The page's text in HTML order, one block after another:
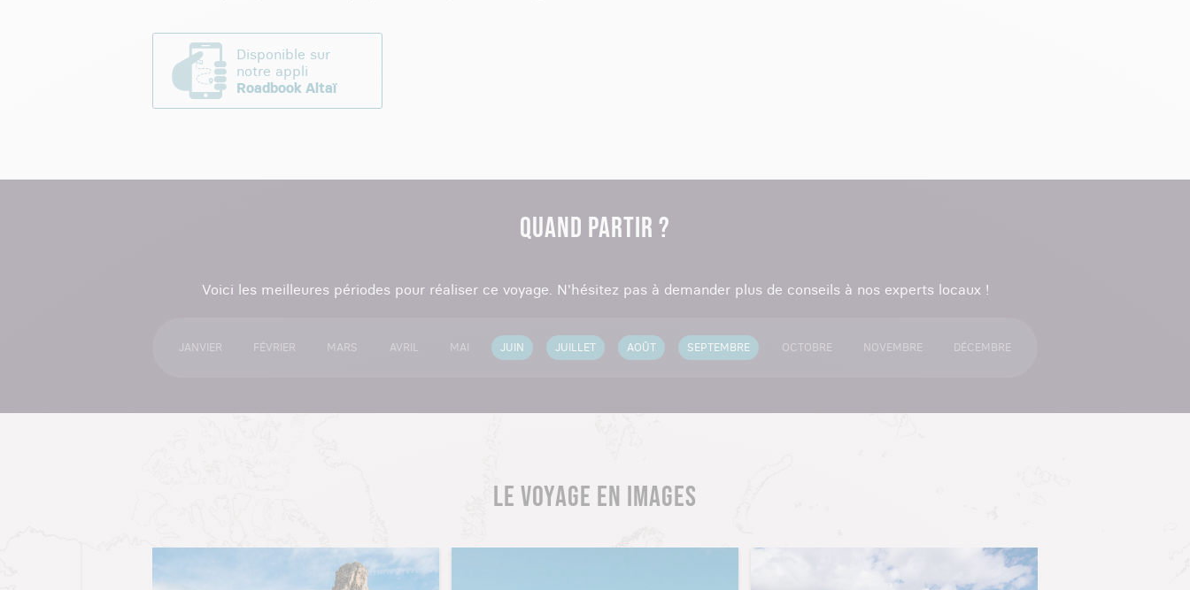
Disponible sur
notre appli
Roadbook Altaï
QUAND PARTIR ?
Voici les meilleures périodes pour réaliser ce voyage. N'hésitez pas à demander plus de conseils à nos experts locaux !
JANVIER FÉVRIER MARS AVRIL MAI JUIN JUILLET AOÛT SEPTEMBRE OCTOBRE NOVEMBRE DÉCEMBRE
LE VOYAGE EN IMAGES